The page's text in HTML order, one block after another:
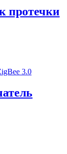
протечки